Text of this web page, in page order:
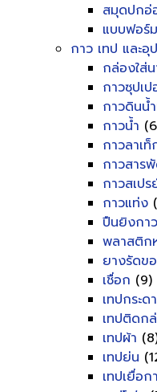
สมุดปกอ่
แบบฟอร์
กาว เทป และ
กล่องใส่
กาวซุปเ
กาวดินน้
กาวน้ำ
กาวลาเท็
กาวสาร
กาวสเปร
กาวแท่ง
ปืนยิงกาว
พลาสติก
ยางรัดข
เชื่อก (9)
เทปกระ
เทปติดก
เทปผ้า
เทปย่น
เทปเยื่อ